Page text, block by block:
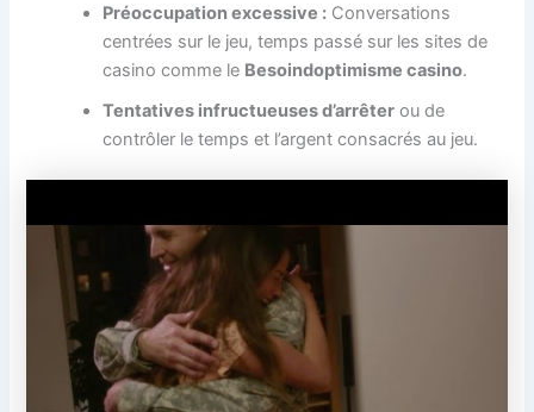
Préoccupation excessive : Conversations
centrées sur le jeu, temps passé sur les sites de
casino comme le Besoindoptimisme casino.
Tentatives infructueuses d’arrêter ou de
contrôler le temps et l’argent consacrés au jeu.